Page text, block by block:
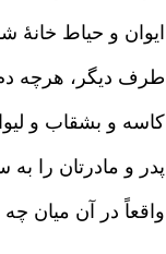
ایوان و حیاط
طرف دیگر، هرچه
کاسه و بشقاب و
پدر و مادرتان را
واقعاً در آن میان